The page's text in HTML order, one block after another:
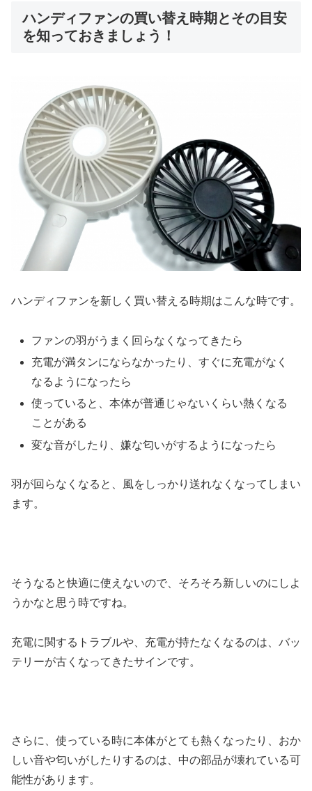
ハンディファンの買い替え時期とその目安
を知っておきましょう！
ハンディファンを新しく買い替える時期はこんな時です。
ファンの羽がうまく回らなくなってきたら
充電が満タンにならなかったり、すぐに充電がなく
なるようになったら
使っていると、本体が普通じゃないくらい熱くなる
ことがある
変な音がしたり、嫌な匂いがするようになったら
羽が回らなくなると、風をしっかり送れなくなってしまい
ます。
そうなると快適に使えないので、そろそろ新しいのにしよ
うかなと思う時ですね。
充電に関するトラブルや、充電が持たなくなるのは、バッ
テリーが古くなってきたサインです。
さらに、使っている時に本体がとても熱くなったり、おか
しい音や匂いがしたりするのは、中の部品が壊れている可
能性があります。